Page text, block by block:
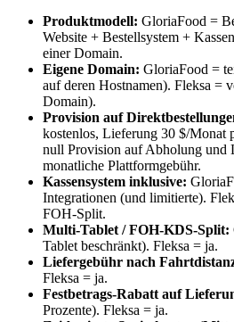
Produktmodell: GloriaFood =
Website + Bestellsystem +
einer Domain.
Eigene Domain: GloriaFood =
auf deren Hostnamen). Fleksa =
Domain).
Provision auf
kostenlos, Lieferung 30 $/Monat
null Provision auf Abholung und
monatliche Plattformgebühr.
Kassensystem inklusive:
Integrationen (und limitierte).
FOH-Split.
Multi-Tablet / FOH-KDS-Split:
Tablet beschränkt). Fleksa = ja.
Liefergebühr nach
Fleksa = ja.
Festbetrags-Rabatt auf
Prozente). Fleksa = ja.